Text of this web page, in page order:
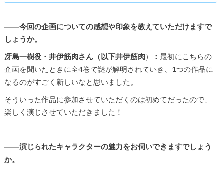
――今回の企画についての感想や印象を教えていただけますで
しょうか。
冴島一樹役・井伊筋肉さん（以下井伊筋肉）： 最初にこちらの
企画を聞いたときに全4巻で謎が解明されていき、1つの作品に
なるのがすごく新しいなと思いました。
そういった作品に参加させていただくのは初めてだったので、
楽しく演じさせていただきました！
――演じられたキャラクターの魅力をお伺いできますでしょう
か。